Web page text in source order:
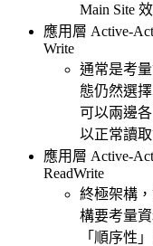
Main Site
應用層 Active-
Write
通常是考
態仍然選
可以兩邊
以正常讀取
應用層 Active-
ReadWrite
終極架構
構要考量
「順序性